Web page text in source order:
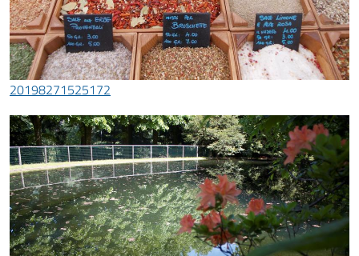
20198271525172